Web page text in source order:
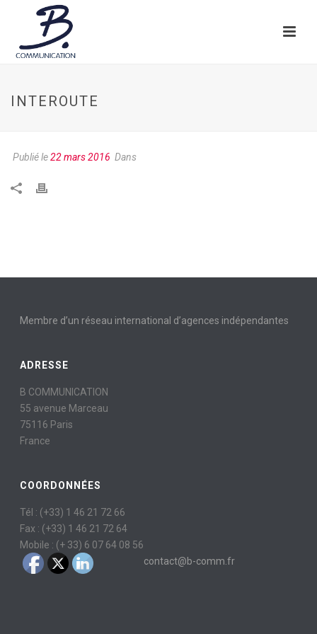
INTEROUTE
Publié le22 mars 2016 Dans
Membre d’un réseau international d’agences indépendantes
ADRESSE
B COMMUNICATION
55 avenue Marceau
75116 Paris
France
COORDONNÉES
Tél : (+33) 1 46 21 72 66
Fax : (+33) 1 46 21 72 64
Mobile : (+ 33) 6 07 64 08 56
contact@b-comm.fr